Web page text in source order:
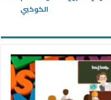
الكوكبي